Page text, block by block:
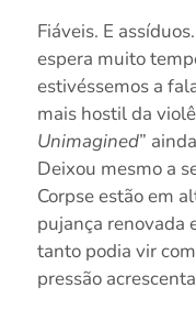
Fiáveis. E
espera muito
estivéssemos a
mais hostil da
Unimagined”
Deixou mesmo a
Corpse estão em
pujança renovada
tanto podia vir
pressão